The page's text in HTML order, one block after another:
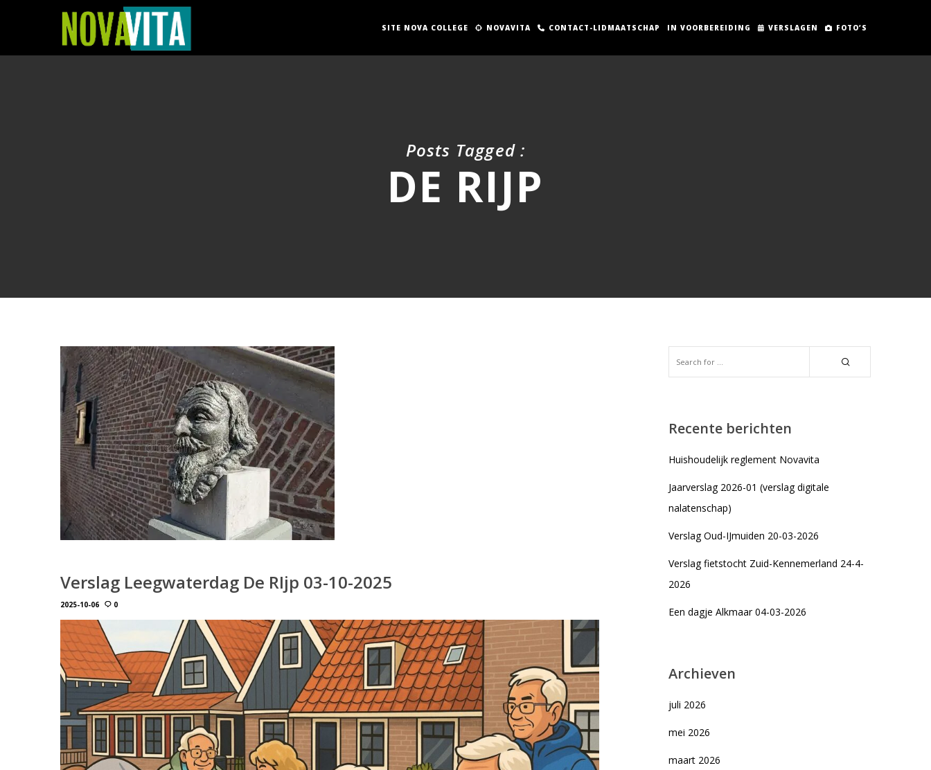
SITE NOVA COLLEGE NOVAVITA CONTACT-LIDMAATSCHAP IN VOORBEREIDING VERSLAGEN FOTO’S
Posts Tagged :
DE RIJP
Verslag Leegwaterdag De RIjp 03-10-2025
2025-10-06 0
Recente berichten
Huishoudelijk reglement Novavita
Jaarverslag 2026-01 (verslag digitale
nalatenschap)
Verslag Oud-IJmuiden 20-03-2026
Verslag fietstocht Zuid-Kennemerland 24-4-
2026
Een dagje Alkmaar 04-03-2026
Archieven
juli 2026
mei 2026
maart 2026